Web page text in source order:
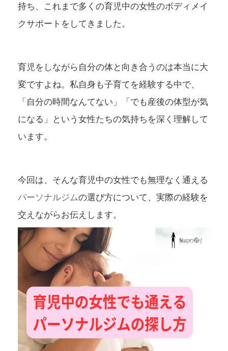
持ち、これまで多くの育児中の女性のボディメイ
クサポートをしてきました。
育児をしながら自分の体と向き合うのは本当に大
変ですよね。私自身も子育てを経験する中で、
「自分の時間なんてない」「でも産後の体型が気
になる」という女性たちの気持ちを深く理解して
います。
今回は、そんな育児中の女性でも無理なく通える
パーソナルジムの選び方について、実際の経験を
交えながらお伝えします。